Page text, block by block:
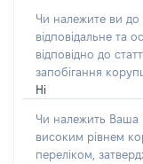
Чи належите ви до
відповідальне та
відповідно до
запобігання
Ні
Чи належить Ваша
високим рівнем
переліком,